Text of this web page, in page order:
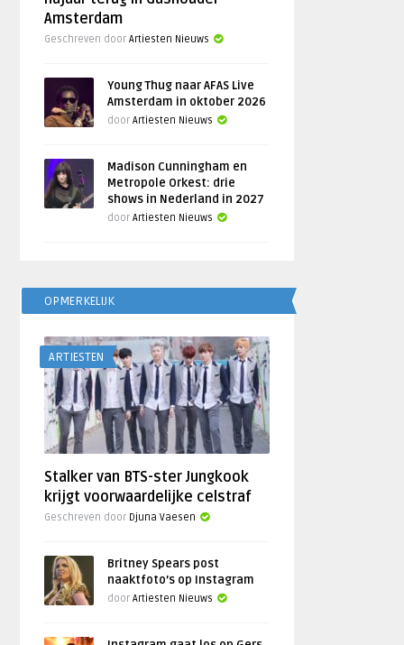
Amsterdam
Geschreven doorArtiesten Nieuws
Young Thug naar AFAS Live
Amsterdam in oktober 2026
doorArtiesten Nieuws
Madison Cunningham en
Metropole Orkest: drie
shows in Nederland in 2027
doorArtiesten Nieuws
OPMERKELIJK
ARTIESTEN
Stalker van BTS-ster Jungkook
krijgt voorwaardelijke celstraf
Geschreven door Djuna Vaesen
Britney Spears post
naaktfoto’s op Instagram
doorArtiesten Nieuws